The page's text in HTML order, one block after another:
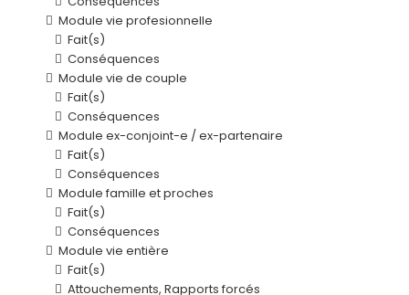
Module vie profesionnelle
Fait(s)
Conséquences
Module vie de couple
Fait(s)
Conséquences
Module ex-conjoint-e / ex-partenaire
Fait(s)
Conséquences
Module famille et proches
Fait(s)
Conséquences
Module vie entière
Fait(s)
Attouchements, Rapports forcés